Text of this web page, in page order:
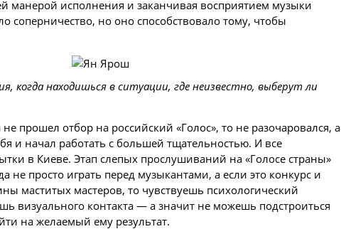
манерой исполнения и заканчивая восприятием музыки
соперничество, но оно способствовало тому, чтобы
когда находишься в ситуации, где неизвестно, выберут ли
не прошел отбор на российский «Голос», то не разочаровался, а
и начал работать с большей тщательностью. И все
в Киеве. Этап слепых прослушиваний на «Голосе страны»
просто играть перед музыкантами, а если это конкурс и
маститых мастеров, то чувствуешь психологический
визуального контакта — а значит не можешь подстроиться
на желаемый ему результат.